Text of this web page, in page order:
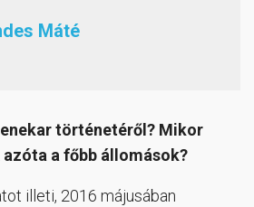
Máté
történetéről? Mikor
a főbb állomások?
illeti, 2016 májusában